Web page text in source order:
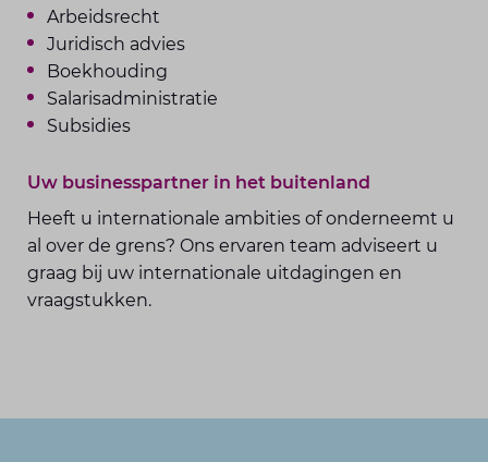
Arbeidsrecht
Juridisch advies
Boekhouding
Salarisadministratie
Subsidies
Uw businesspartner in het buitenland
Heeft u internationale ambities of onderneemt u
al over de grens? Ons ervaren team adviseert u
graag bij uw internationale uitdagingen en
vraagstukken.